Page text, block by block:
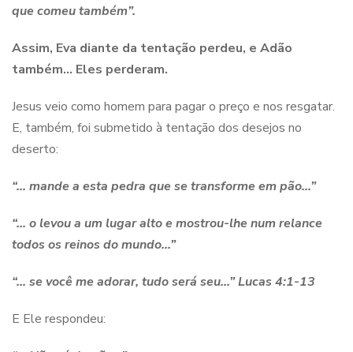
que comeu também”.
Assim, Eva diante da tentação perdeu, e Adão
também… Eles perderam.
Jesus veio como homem para pagar o preço e nos resgatar.
E, também, foi submetido à tentação dos desejos no
deserto:
“… mande a esta pedra que se transforme em pão…”
“… o levou a um lugar alto e mostrou-lhe num relance
todos os reinos do mundo…”
“… se você me adorar, tudo será seu…”Lucas 4:1-13
E Ele respondeu: